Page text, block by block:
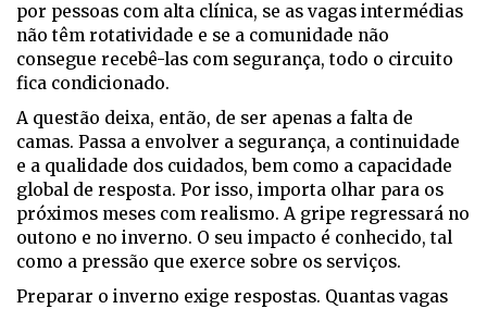
por pessoas com alta clínica, se as vagas intermédias
não têm rotatividade e se a comunidade não
consegue recebê-las com segurança, todo o circuito
fica condicionado.
A questão deixa, então, de ser apenas a falta de
camas. Passa a envolver a segurança, a continuidade
e a qualidade dos cuidados, bem como a capacidade
global de resposta. Por isso, importa olhar para os
próximos meses com realismo. A gripe regressará no
outono e no inverno. O seu impacto é conhecido, tal
como a pressão que exerce sobre os serviços.
Preparar o inverno exige respostas. Quantas vagas